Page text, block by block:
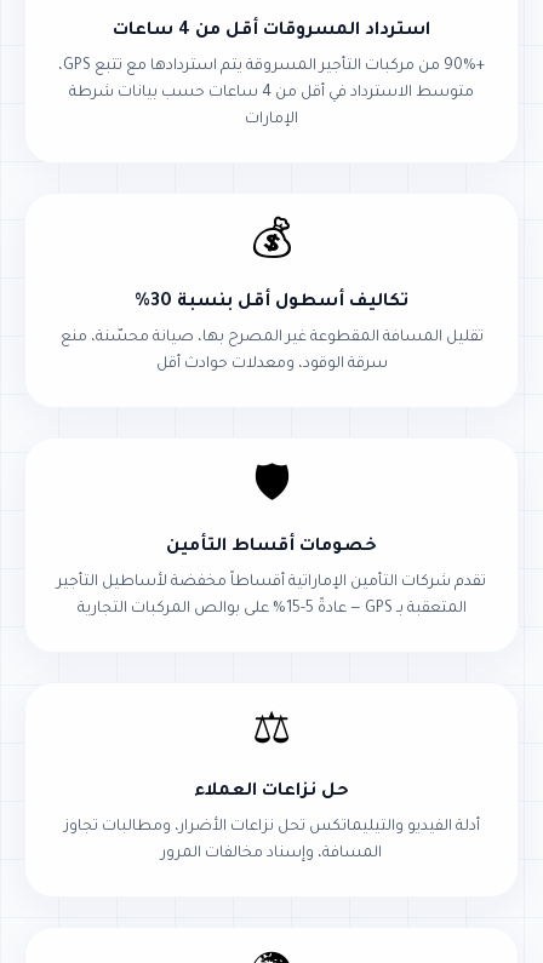
استرداد المسروقات أقل من 4 ساعات
+90% من مركبات التأجير المسروقة يتم استردادها مع تتبع GPS،
متوسط الاسترداد في أقل من 4 ساعات حسب بيانات شرطة
الإمارات
💰
تكاليف أسطول أقل بنسبة 30%
تقليل المسافة المقطوعة غير المصرح بها، صيانة محسّنة، منع
سرقة الوقود، ومعدلات حوادث أقل
🛡️
خصومات أقساط التأمين
تقدم شركات التأمين الإماراتية أقساطاً مخفضة لأساطيل التأجير
المتعقبة بـ GPS — عادةً 5-15% على بوالص المركبات التجارية
⚖️
حل نزاعات العملاء
أدلة الفيديو والتيليماتكس تحل نزاعات الأضرار، ومطالبات تجاوز
المسافة، وإسناد مخالفات المرور